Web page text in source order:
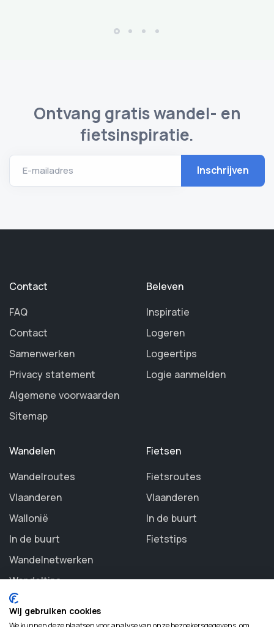
Ontvang gratis wandel- en
fietsinspiratie.
E-mailadres
Contact
FAQ
Contact
Samenwerken
Privacy statement
Algemene voorwaarden
Sitemap
Beleven
Inspiratie
Logeren
Logeertips
Logie aanmelden
Wandelen
Wandelroutes
Vlaanderen
Wallonië
In de buurt
Wandelnetwerken
Wandeltips
Fietsen
Fietsroutes
Vlaanderen
In de buurt
Fietstips
Wij gebruiken cookies